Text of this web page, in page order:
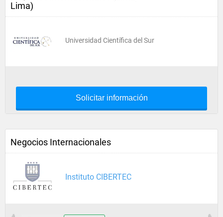
Lima)
Universidad Científica del Sur
Solicitar información
Negocios Internacionales
Instituto CIBERTEC